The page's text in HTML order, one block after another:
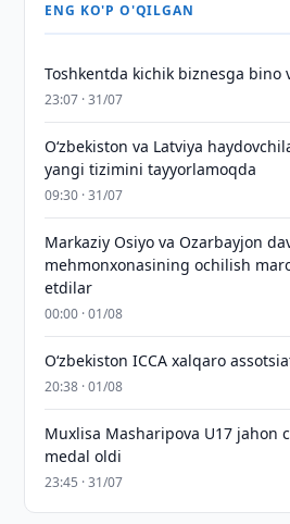
ENG KO'P O'QILGAN
Toshkentda kichik biznesga
23:07 · 31/07
Oʻzbekiston va Latviya
yangi tizimini tayyorlamoqda
09:30 · 31/07
Markaziy Osiyo va Ozarbayjon
mehmonxonasining ochilish
etdilar
00:00 · 01/08
O‘zbekiston ICCA xalqaro
20:38 · 01/08
Muxlisa Masharipova U17 jahon
medal oldi
23:45 · 31/07